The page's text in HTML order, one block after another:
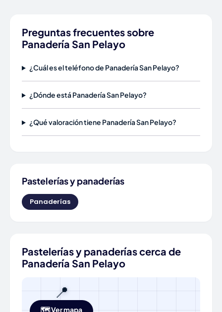
Preguntas frecuentes sobre
Panadería San Pelayo
¿Cuál es el teléfono de Panadería San Pelayo?
¿Dónde está Panadería San Pelayo?
¿Qué valoración tiene Panadería San Pelayo?
Pastelerías y panaderías
Panaderías
Pastelerías y panaderías cerca de
Panadería San Pelayo
📍
🗺️ Ver mapa